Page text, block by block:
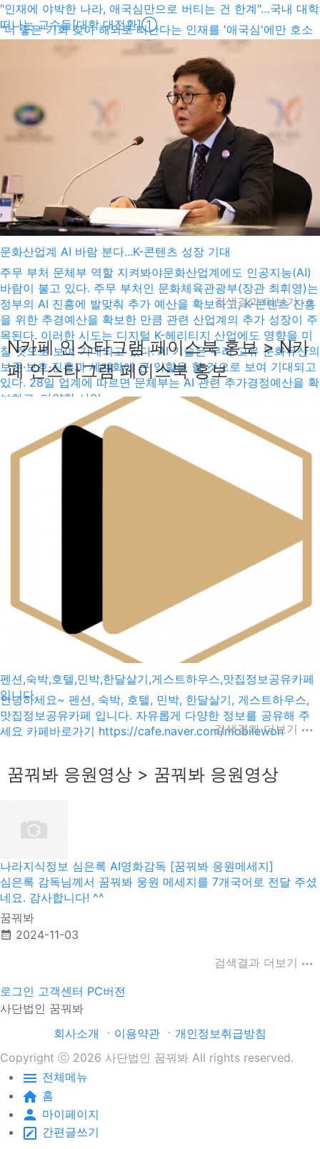
"인재에 야박한 나라, 애국심만으로 버티는 건 한계"…국내 대학
떠나는 교수들[대학 대전환]①
"더 좋은 기회 찾아 해외로 떠난다는 인재를 '애국심'에만 호소
해 잡을 순 없지 않습니까." 서울의 한 사립대 교수는 "몇 배 차
이 나는 보수, 충분한 연구 지원, 자녀가 있는 경우 어학 교육까
지 해결되는 해외 취업 기회를 버리고 국내에 머무르게 할 유인
책이 없다"며 이같이 말했다. 그는 "국내 인재의 해외 이탈 문제
는 처우 개선뿐 아니라 제한된 연구환경과 권위적인 학내 문화,
불확실한 취업환경 등 종합적인 것을 봐야 한다"면서 "인재 이
탈을 막으려면 학위 취득 후 교수·연구원 등으로 취업할 수 있
는 자리가 충분해야 하고,...
문화산업계 AI 바람 분다...K-콘텐츠 성장 기대
주무 부처 문체부 역할 지켜봐야문화산업계에도 인공지능(AI)
바람이 불고 있다. 주무 부처인 문화체육관광부(장관 최휘영)는
정부의 AI 진흥에 발맞춰 추가 예산을 확보하고, K-콘텐츠 진흥
을 위한 추경예산을 확보한 만큼 관련 산업계의 추가 성장이 주
목된다. 이러한 시도는 디지털 K-헤리티지 산업에도 영향을 미
칠 것으로 보여 기대되고 있다. AI 기술은 우리 고유 문화유산의
보존·보호·진흥과 세계화에 큰 약할을 할 것으로 보여 기대되고
있다. 28일 업계에 따르면 문체부는 AI 관련 추가경정예산을 확
보하고, 다양한 사업 ...
검색결과 더보기
N카페 인스타그램 페이스북 홍보 > N카
페 인스타그램 페이스북 홍보
펜션,숙박,호텔,민박,한달살기,게스트하우스,맛집정보공유카페
입니다.
안녕하세요~ 펜션, 숙박, 호텔, 민박, 한달살기, 게스트하우스,
맛집정보공유카페 입니다. 자유롭게 다양한 정보를 공유해 주
세요 카페바로가기 https://cafe.naver.com/mobilewon
검색결과 더보기
꿈꿔봐 응원영상 > 꿈꿔봐 응원영상
나라지식정보 심은록 AI영화감독 [꿈꿔봐 응원메세지]
심은록 감독님께서 꿈꿔봐 웅원 메세지를 7개국어로 전달 주셨
네요. 감사합니다! ^^
꿈꿔봐
2024-11-03
검색결과 더보기
로그인 고객센터 PC버전
사단법인 꿈꿔봐
회사소개 ㆍ 이용약관 ㆍ 개인정보취급방침
Copyright ⓒ 2026 사단법인 꿈꿔봐 All rights reserved.
은행 183-910049-87004ㆍ
국세청 홈페이지ㆍ
전체메뉴
홈
마이페이지
간편글쓰기